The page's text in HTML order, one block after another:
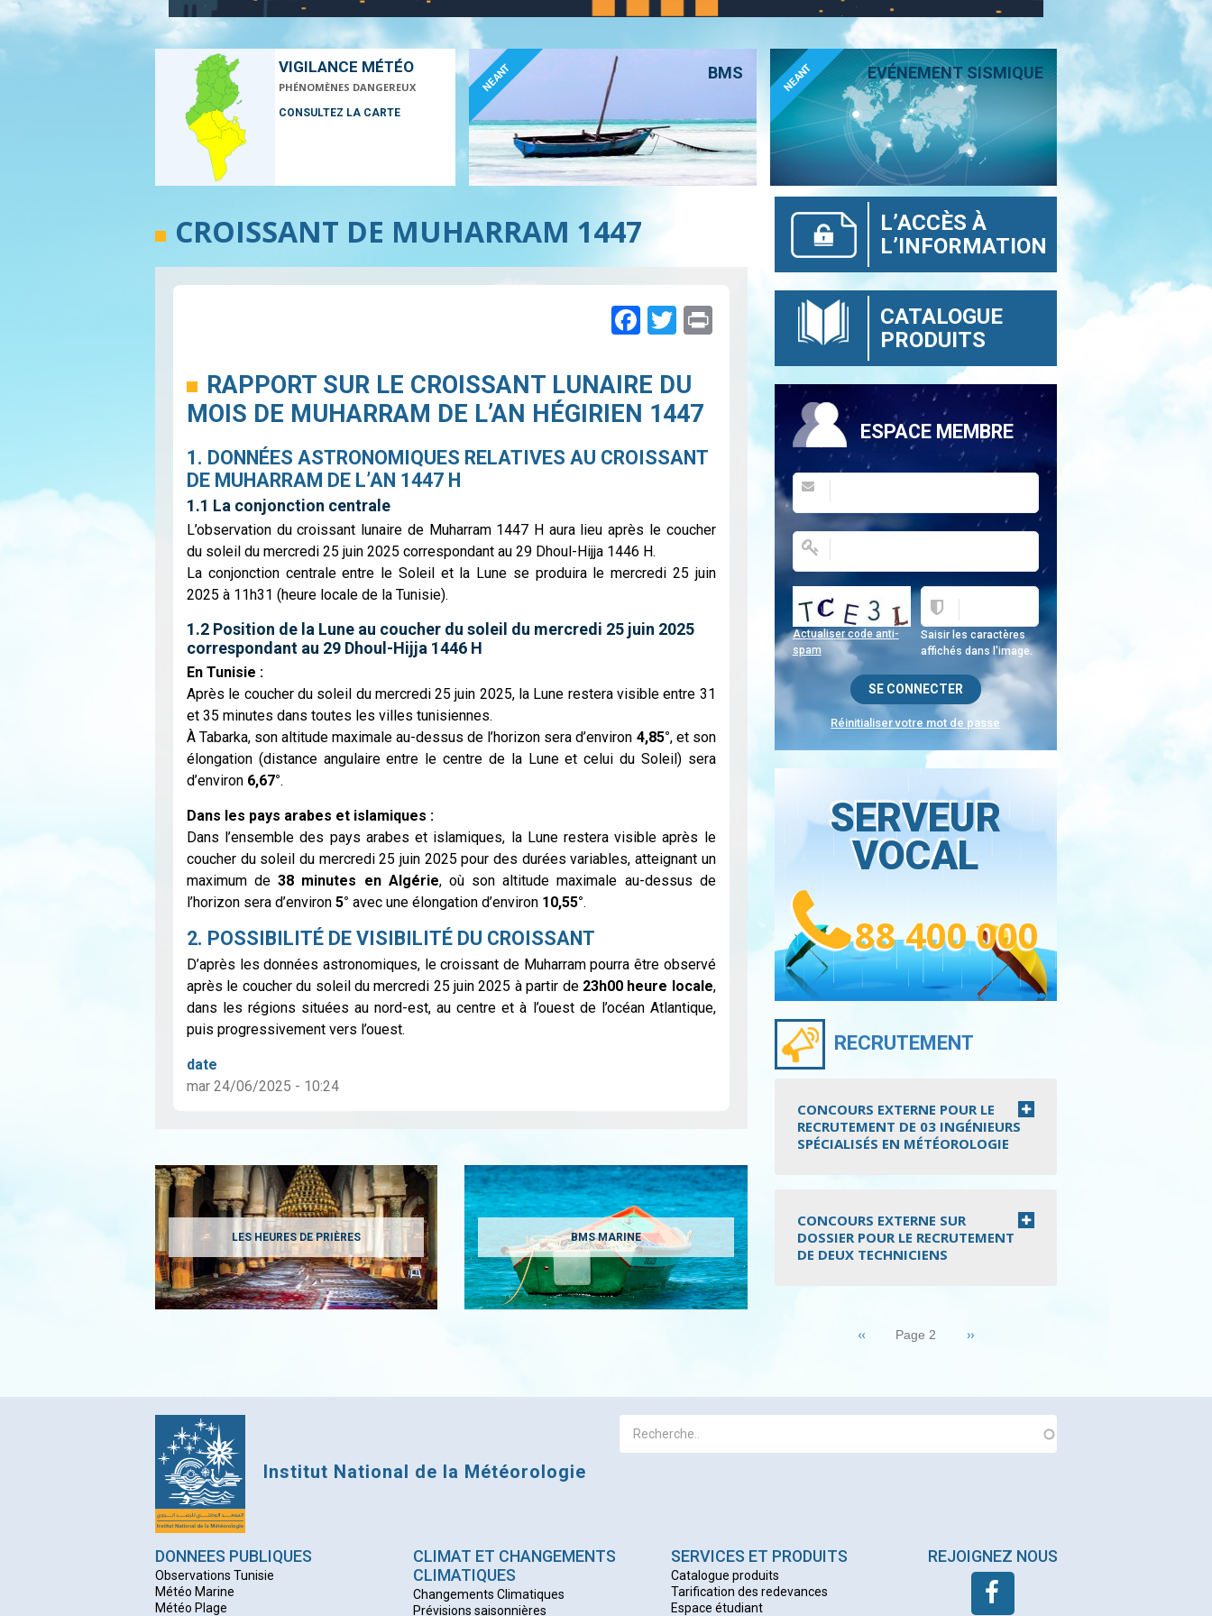
VIGILANCE MÉTÉO
PHÉNOMÈNES DANGEREUX
CONSULTEZ LA CARTE
BMS
NEANT EVÉNEMENT SISMIQUE
NEANT
CROISSANT DE MUHARRAM 1447
Facebook
Twitter
Print
RAPPORT SUR LE CROISSANT LUNAIRE DU
MOIS DE MUHARRAM DE L’AN HÉGIRIEN 1447
1. DONNÉES ASTRONOMIQUES RELATIVES AU CROISSANT
DE MUHARRAM DE L’AN 1447 H
1.1 La conjonction centrale
L’observation du croissant lunaire de Muharram 1447 H aura lieu après le coucher
du soleil du mercredi 25 juin 2025 correspondant au 29 Dhoul-Hijja 1446 H.
La conjonction centrale entre le Soleil et la Lune se produira le mercredi 25 juin
2025 à 11h31 (heure locale de la Tunisie).
1.2 Position de la Lune au coucher du soleil du mercredi 25 juin 2025
correspondant au 29 Dhoul-Hijja 1446 H
En Tunisie :
Après le coucher du soleil du mercredi 25 juin 2025, la Lune restera visible entre 31
et 35 minutes dans toutes les villes tunisiennes.
À Tabarka, son altitude maximale au-dessus de l’horizon sera d’environ 4,85°, et son
élongation (distance angulaire entre le centre de la Lune et celui du Soleil) sera
d’environ 6,67°.
Dans les pays arabes et islamiques :
Dans l’ensemble des pays arabes et islamiques, la Lune restera visible après le
coucher du soleil du mercredi 25 juin 2025 pour des durées variables, atteignant un
maximum de38 minutes en Algérie, où son altitude maximale au-dessus de
l’horizon sera d’environ 5° avec une élongation d’environ 10,55°.
2. POSSIBILITÉ DE VISIBILITÉ DU CROISSANT
D’après les données astronomiques, le croissant de Muharram pourra être observé
après le coucher du soleil du mercredi 25 juin 2025 à partir de 23h00 heure locale,
dans les régions situées au nord-est, au centre et à l’ouest de l’océan Atlantique,
puis progressivement vers l’ouest.
date
mar 24/06/2025 - 10:24
LES HEURES DE PRIÈRES BMS MARINE
L’ACCÈS À
L’INFORMATION
CATALOGUE
PRODUITS
ESPACE MEMBRE
Saisir les caractères
affichés dans l'image.
Actualiser code anti-
spam
Réinitialiser votre mot de passe
SERVEUR
VOCAL
88 400 000
RECRUTEMENT
CONCOURS EXTERNE POUR LE
RECRUTEMENT DE 03 INGÉNIEURS
SPÉCIALISÉS EN MÉTÉOROLOGIE
CONCOURS EXTERNE SUR
DOSSIER POUR LE RECRUTEMENT
DE DEUX TECHNICIENS
Page
précédente
‹‹ Page 2 Page
››
Institut National de la Météorologie
DONNEES PUBLIQUES
Observations Tunisie
Météo Marine
Météo Plage
CLIMAT ET CHANGEMENTS
CLIMATIQUES
Changements Climatiques
Prévisions saisonnières
SERVICES ET PRODUITS
Catalogue produits
Tarification des redevances
Espace étudiant
REJOIGNEZ NOUS